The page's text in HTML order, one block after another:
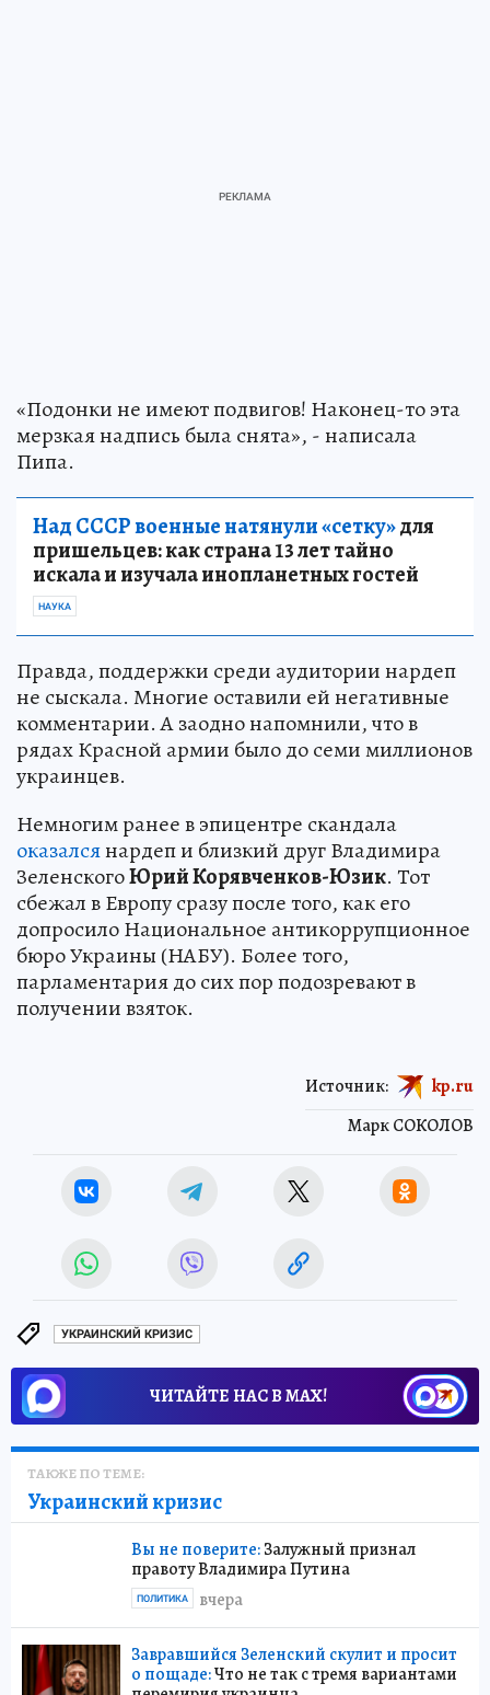
«Подонки не имеют подвигов! Наконец-то эта
мерзкая надпись была снята», - написала
Пипа.
Над СССР военные натянули «сетку»для
пришельцев: как страна 13 лет тайно
искала и изучала инопланетных гостей
НАУКА
Правда, поддержки среди аудитории нардеп
не сыскала. Многие оставили ей негативные
комментарии. А заодно напомнили, что в
рядах Красной армии было до семи миллионов
украинцев.
Немногим ранее в эпицентре скандала
оказалсянардеп и близкий друг Владимира
ЗеленскогоЮрий Корявченков-Юзик. Тот
сбежал в Европу сразу после того, как его
допросило Национальное антикоррупционное
бюро Украины (НАБУ). Более того,
парламентария до сих пор подозревают в
получении взяток.
Марк СОКОЛОВ
Источник: kp.ru
УКРАИНСКИЙ КРИЗИС
ЧИТАЙТЕ НАС В МАХ!
ТАКЖЕ ПО ТЕМЕ:
Украинский кризис
Вы не поверите:Залужный признал
правоту Владимира Путина
вчера
ПОЛИТИКА
Завравшийся Зеленский скулит и просит
о пощаде:Что не так с тремя вариантами